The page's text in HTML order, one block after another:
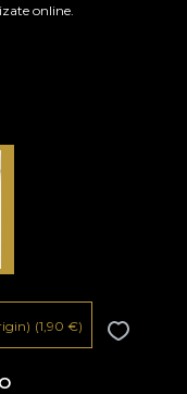
online.
(1,90 €)